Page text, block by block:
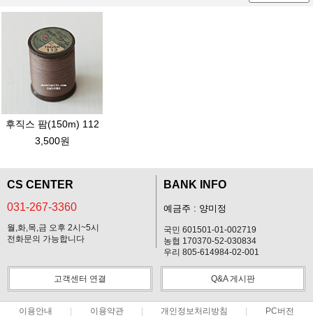
후직스 팜(150m) 112
3,500원
CS CENTER
031-267-3360
월,화,목,금 오후 2시~5시
전화문의 가능합니다
BANK INFO
예금주 : 양미정
국민 601501-01-002719
농협 170370-52-030834
우리 805-614984-02-001
고객센터 연결 Q&A 게시판
이용안내 이용약관 개인정보처리방침 PC버전